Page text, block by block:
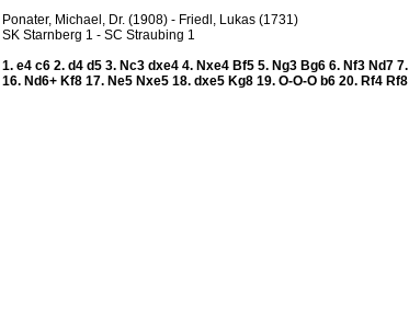
Ponater, Michael, Dr. (1908) - Friedl, Lukas (1731)
SK Starnberg 1 - SC Straubing 1
1. e4 c6 2. d4 d5 3. Nc3 dxe4 4. Nxe4 Bf5 5. Ng3 Bg6 6. Nf3 Nd7 7.
16. Nd6+ Kf8 17. Ne5 Nxe5 18. dxe5 Kg8 19. O-O-O b6 20. Rf4 Rf8